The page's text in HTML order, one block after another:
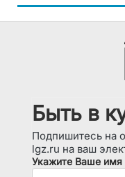
Быть в
Подпишитесь на
lgz.ru на ваш
Укажите Ваше имя